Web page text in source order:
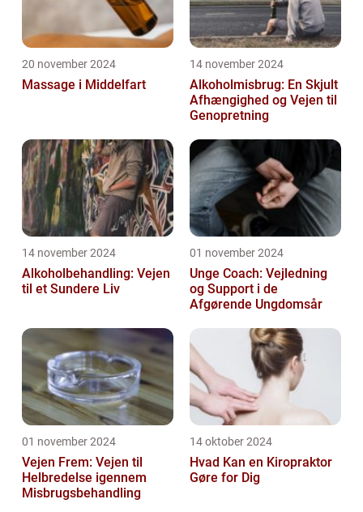
20 november 2024
Massage i Middelfart
14 november 2024
Alkoholmisbrug: En Skjult
Afhængighed og Vejen til
Genopretning
14 november 2024
Alkoholbehandling: Vejen
til et Sundere Liv
01 november 2024
Unge Coach: Vejledning
og Support i de
Afgørende Ungdomsår
01 november 2024
Vejen Frem: Vejen til
Helbredelse igennem
Misbrugsbehandling
14 oktober 2024
Hvad Kan en Kiropraktor
Gøre for Dig